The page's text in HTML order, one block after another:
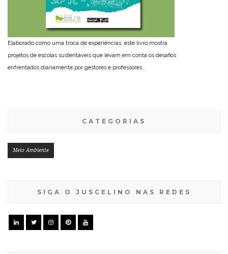
Elaborado como uma troca de experiências, este livro mostra
projetos de escolas sustentáveis que levam em conta os desafios
enfrentados diariamente por gestores e professores.
CATEGORIAS
Meio Ambiente
SIGA O JUSCELINO NAS REDES